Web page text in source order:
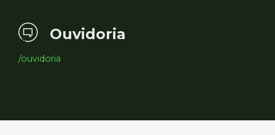
Ouvidoria
/ouvidoria